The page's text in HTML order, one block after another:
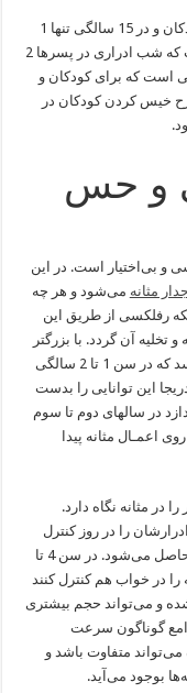
بطوری که در سن 10 سالگی حدود 5 درصد از کودکان و در 15 سالگی تنها 1
درصد کودکان شب ادراری دارند. باید توجه داشت که شب ادراری در پسرها 2
است که برای کودکان و
خیس کردن کودکان در
و حس
و بی‌اختیار است. در این
جدار مثانه می‌شود و هر چه
رفلکسی از طریق این
تخلیه آن گردد. با بزرگتر
، به نظر می‌رسد که در سن 1 تا 2 سالگی
این توانایی را بدست
در سالهای دوم تا سوم
اعمـال مثانه پیدا
در مثانه نگاه دارد.
را در روز کنترل
کنند اما توانایی کنترل ادرار در شب ، اکثرا دیرتر حاصل می‌شود. در سن 4 تا
را در خواب هم کنترل کنند
و می‌تواند حجم بیشتری
گوناگون سرعت
متفاوت باشد و
بوجود می‌آید.